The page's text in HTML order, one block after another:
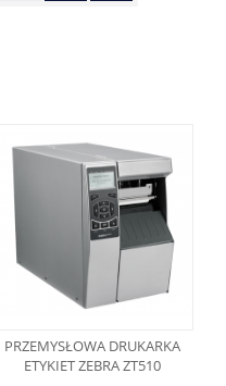
PRZEMYSŁOWA DRUKARKA
ETYKIET ZEBRA ZT510